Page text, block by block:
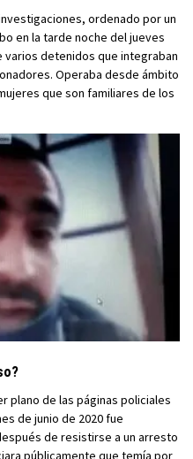
ordenado por un
en la tarde noche del jueves
detenidos que integraban
Operaba desde ámbito
que son familiares de los
plano de las páginas policiales
de junio de 2020 fue
de resistirse a un arresto
públicamente que temía por